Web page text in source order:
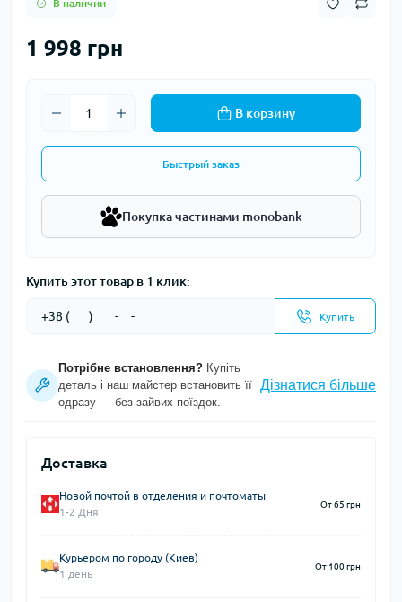
В наличии
1 998 грн
В корзину
Быстрый заказ
Покупка частинами monobank
Купить этот товар в 1 клик:
Купить
Потрібне встановлення? Купіть
деталь і наш майстер встановить її
одразу — без зайвих поїздок.
Дізнатися більше
Доставка
Новой почтой в отделения и почтоматы
1-2 Дня
От 65 грн
Курьером по городу (Киев)
1 день
От 100 грн